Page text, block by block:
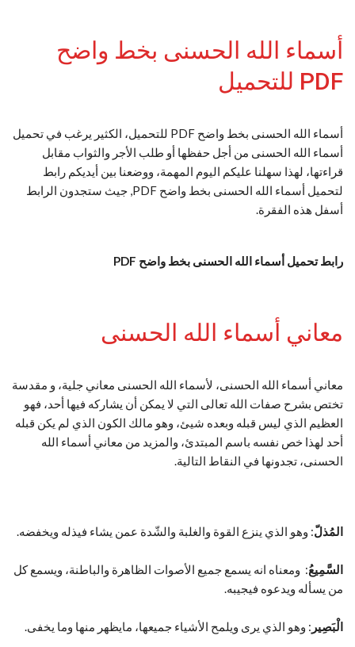
أسماء الله الحسنى بخط واضح
PDF للتحميل
أسماء الله الحسنى بخط واضح PDF للتحميل، الكثير يرغب في تحميل
أسماء الله الحسنى من أجل حفظها أو طلب الأجر والثواب مقابل
قراءتها، لهذا سهلنا عليكم اليوم المهمة، ووضعنا بين أيديكم رابط
لتحميل أسماء الله الحسنى بخط واضح PDF, جيث ستجدون الرابط
أسفل هذه الفقرة.
رابط تحميل أسماء الله الحسنى بخط واضح PDF
معاني أسماء الله الحسنى
معاني أسماء الله الحسنى، لأسماء الله الحسنى معاني جلية، و مقدسة
تختص بشرح صفات الله تعالى التي لا يمكن أن يشاركه فيها أحد، فهو
العظيم الذي ليس قبله وبعده شيئ، وهو مالك الكون الذي لم يكن قبله
أحد لهذا خص نفسه باسم المبتدئ، والمزيد من معاني أسماء الله
الحسنى، تجدونها في النقاط التالية.
المُذلّ: وهو الذي ينزع القوة والغلبة والشّدة عمن يشاء فيذله ويخفضه.
السَّمِيعُ: ومعناه انه يسمع جميع الأصوات الظاهرة والباطنة، ويسمع كل
من يسأله ويدعوه فيجيبه.
الْبَصِير : وهو الذي يرى ويلمح الأشياء جميعها، مايظهر منها وما يخفى.